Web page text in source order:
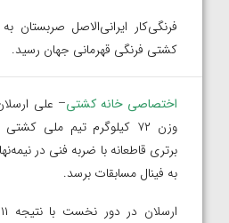
کشتی فرنگی قهرمانی جهان رسید.
اختصاصی خانه کشتی– علی‌
وزن ۷۲ کیلوگرم تیم ملی
برتری قاطعانه با ضربه فنی در
به فینال مسابقات برسد.